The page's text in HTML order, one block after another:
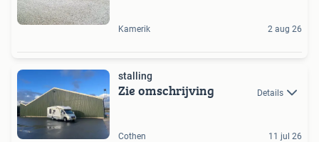
Kamerik 2 aug 26
stalling
Zie omschrijving Details
Cothen 11 jul 26